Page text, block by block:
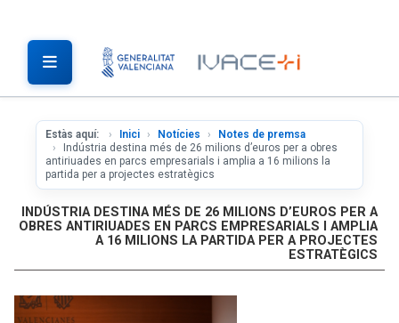
Estàs aquí: Inici Notícies
Notes de premsa
Indústria destina més de 26 milions d’euros per a obres
antiriuades en parcs empresarials i amplia a 16 milions la
partida per a projectes estratègics
INDÚSTRIA DESTINA MÉS DE 26 MILIONS D’EUROS PER A
OBRES ANTIRIUADES EN PARCS EMPRESARIALS I AMPLIA
A 16 MILIONS LA PARTIDA PER A PROJECTES
ESTRATÈGICS